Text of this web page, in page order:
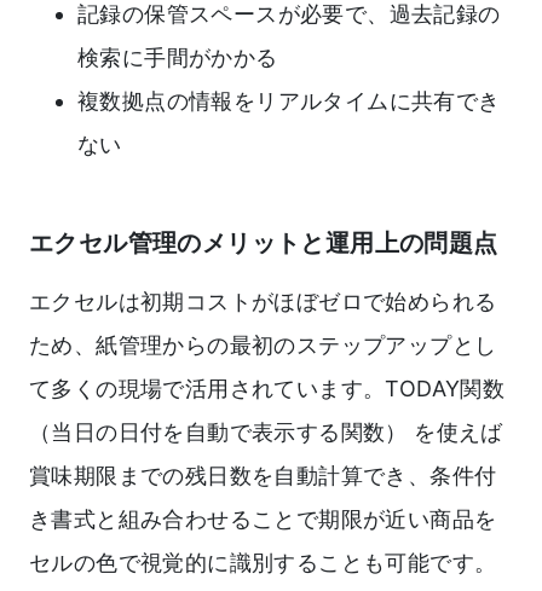
記録の保管スペースが必要で、過去記録の
検索に手間がかかる
複数拠点の情報をリアルタイムに共有でき
ない
エクセル管理のメリットと運用上の問題点
エクセルは初期コストがほぼゼロで始められる
ため、紙管理からの最初のステップアップとし
て多くの現場で活用されています。TODAY関数
（当日の日付を自動で表示する関数） を使えば
賞味期限までの残日数を自動計算でき、条件付
き書式と組み合わせることで期限が近い商品を
セルの色で視覚的に識別することも可能です。